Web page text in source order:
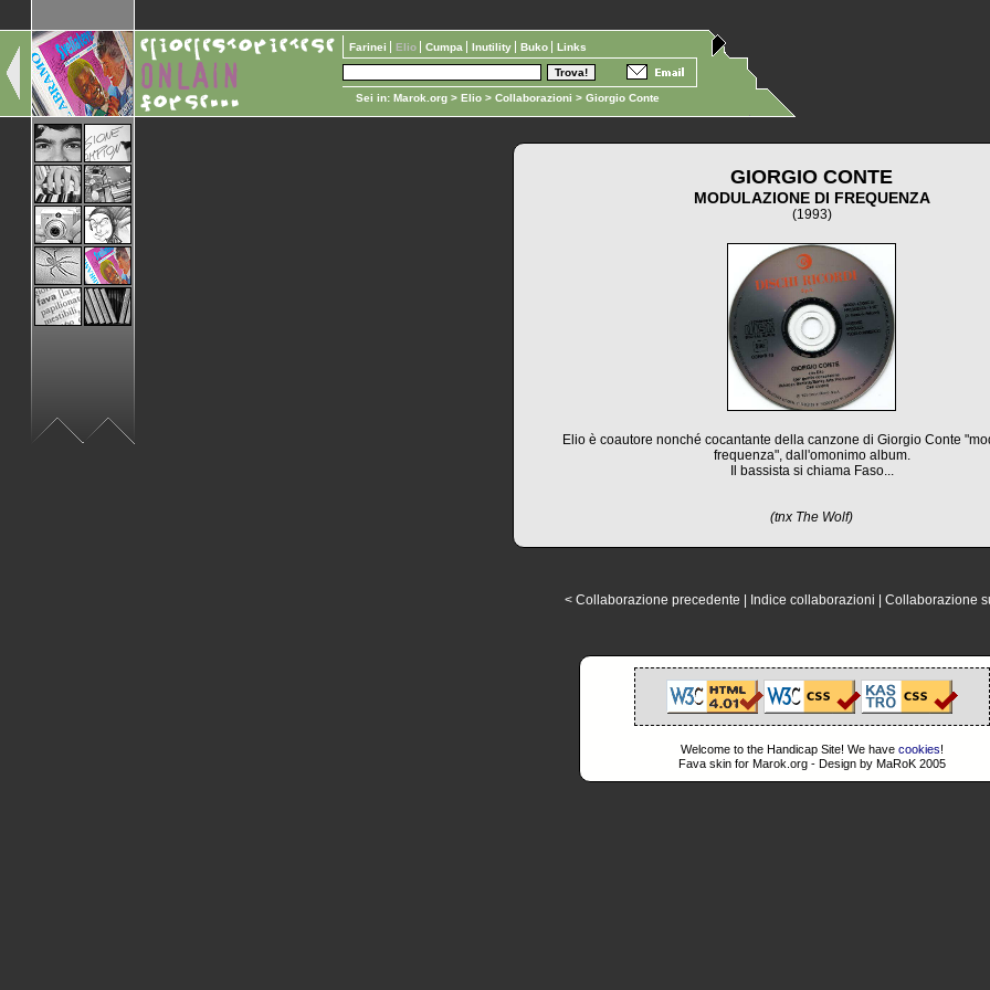
Sei in: Marok.org > Elio > Collaborazioni > Giorgio Conte
Farinei Elio Cumpa Inutility Buko Links
GIORGIO CONTE
MODULAZIONE DI FREQUENZA
(1993)
Elio è coautore nonché cocantante della canzone di Giorgio Conte
frequenza", dall'omonimo album.
Il bassista si chiama Faso...
(tnx The Wolf)
< Collaborazione precedente Indice collaborazioni Collaborazione
Welcome to the Handicap Site! We have cookies!
Fava skin for Marok.org - Design by MaRoK 2005